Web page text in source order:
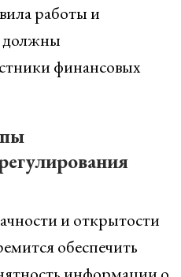
работы и
финансовых
и открытости
обеспечить